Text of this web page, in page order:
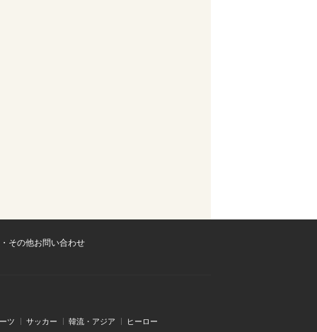
その他お問い合わせ
ツ サッカー 韓流・アジア ヒーロー